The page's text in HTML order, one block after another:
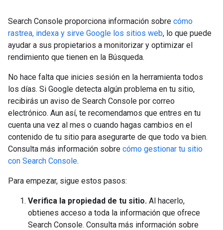
Search Console proporciona información sobre cómo
rastrea, indexa y sirve Google los sitios web, lo que puede
ayudar a sus propietarios a monitorizar y optimizar el
rendimiento que tienen en la Búsqueda.
No hace falta que inicies sesión en la herramienta todos
los días. Si Google detecta algún problema en tu sitio,
recibirás un aviso de Search Console por correo
electrónico. Aun así, te recomendamos que entres en tu
cuenta una vez al mes o cuando hagas cambios en el
contenido de tu sitio para asegurarte de que todo va bien.
Consulta más información sobre cómo gestionar tu sitio
con Search Console.
Para empezar, sigue estos pasos:
Verifica la propiedad de tu sitio. Al hacerlo,
obtienes acceso a toda la información que ofrece
Search Console. Consulta más información sobre